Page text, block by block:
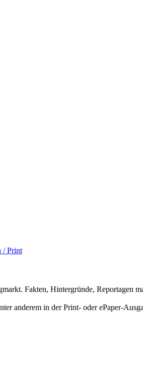
/ Print
Fakten, Hintergründe, Reportagen
anderem in der Print- oder ePaper-